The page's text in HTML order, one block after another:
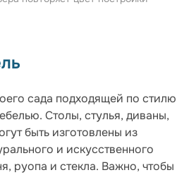
сада подходящей по стилю
Столы, стулья, диваны,
быть изготовлены из
и искусственного
руопа и стекла. Важно, чтобы